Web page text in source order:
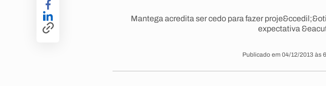
Mantega acredita ser cedo para fazer
expectativa
Publicado em 04/12/2013 às